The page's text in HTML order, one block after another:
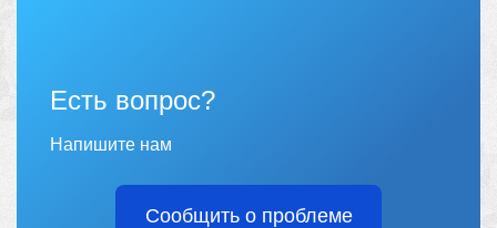
Есть вопрос?
Напишите нам
Сообщить о проблеме